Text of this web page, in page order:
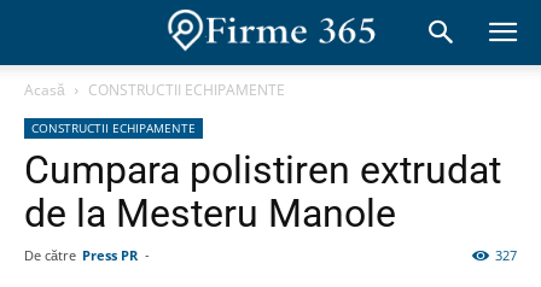
Acasă CONSTRUCTII ECHIPAMENTE
CONSTRUCTII ECHIPAMENTE
Cumpara polistiren extrudat
de la Mesteru Manole
De către Press PR - 327